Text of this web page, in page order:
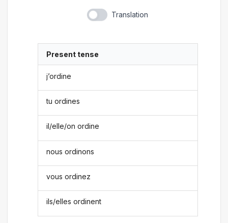
Translation
Present tense
j’ordine
tu ordines
il/elle/on ordine
nous ordinons
vous ordinez
ils/elles ordinent